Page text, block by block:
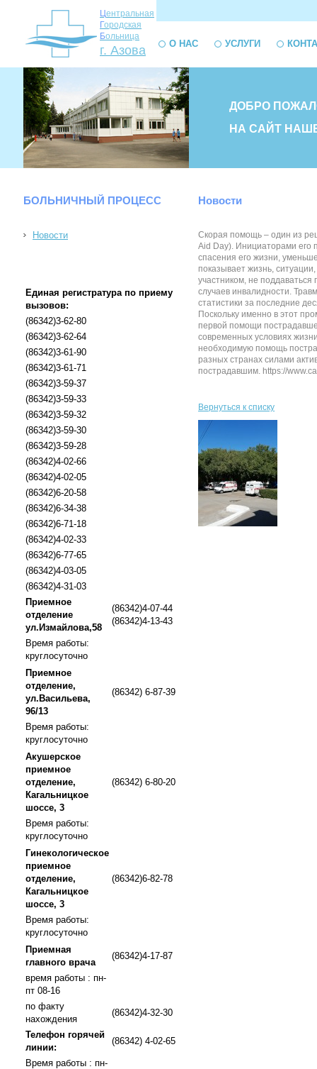
Центральная
Городская
Больница
г. Азова О НАС УСЛУГИ
ДОБРО
НА САЙТ
БОЛЬНИЧНЫЙ ПРОЦЕСС
Новости
Единая регистратура по приему
вызовов:
(86342)3-62-80
(86342)3-62-64
(86342)3-61-90
(86342)3-61-71
(86342)3-59-37
(86342)3-59-33
(86342)3-59-32
(86342)3-59-30
(86342)3-59-28
(86342)4-02-66
(86342)4-02-05
(86342)6-20-58
(86342)6-34-38
(86342)6-71-18
(86342)4-02-33
(86342)6-77-65
(86342)4-03-05
(86342)4-31-03
Приемное
отделение
ул.Измайлова,58
(86342)4-07-44
(86342)4-13-43
Время работы:
круглосуточно
Приемное
отделение,
ул.Васильева,
96/13
(86342) 6-87-39
Время работы:
круглосуточно
Акушерское
приемное
отделение,
Кагальницкое
шоссе, 3
(86342) 6-80-20
Время работы:
круглосуточно
Гинекологическое
приемное
отделение,
Кагальницкое
шоссе, 3
(86342)6-82-78
Время работы:
круглосуточно
Приемная
главного врача
(86342)4-17-87
время работы : пн-
пт 08-16
по факту
нахождения
(86342)4-32-30
Телефон горячей
линии:
(86342) 4-02-65
Время работы : пн-
Новости
Скорая помощь – один из
Aid Day). Инициаторами его
спасения его жизни,
показывает жизнь,
участником, не
случаев инвалидности.
статистики за последние
Поскольку именно в этот
первой помощи
современных условиях
необходимую помощь
разных странах силами
пострадавшим. https://
Вернуться к списку